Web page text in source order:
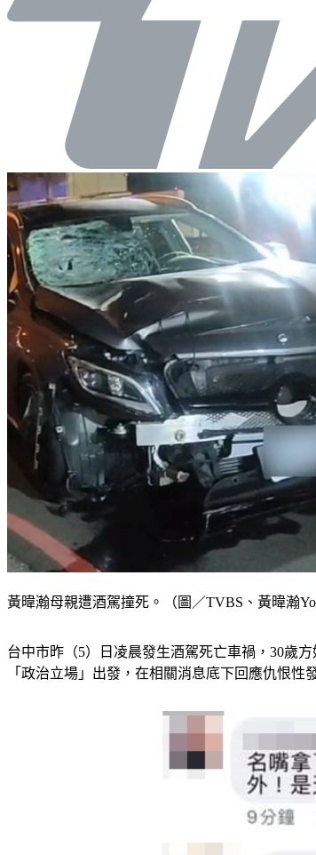
黃暐瀚母親遭酒駕撞死。（圖／TVBS、黃暐瀚
台中市昨（5）日凌晨發生酒駕死亡車禍，30歲
「政治立場」出發，在相關消息底下回應仇恨